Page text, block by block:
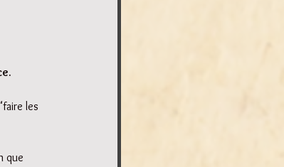
les
que